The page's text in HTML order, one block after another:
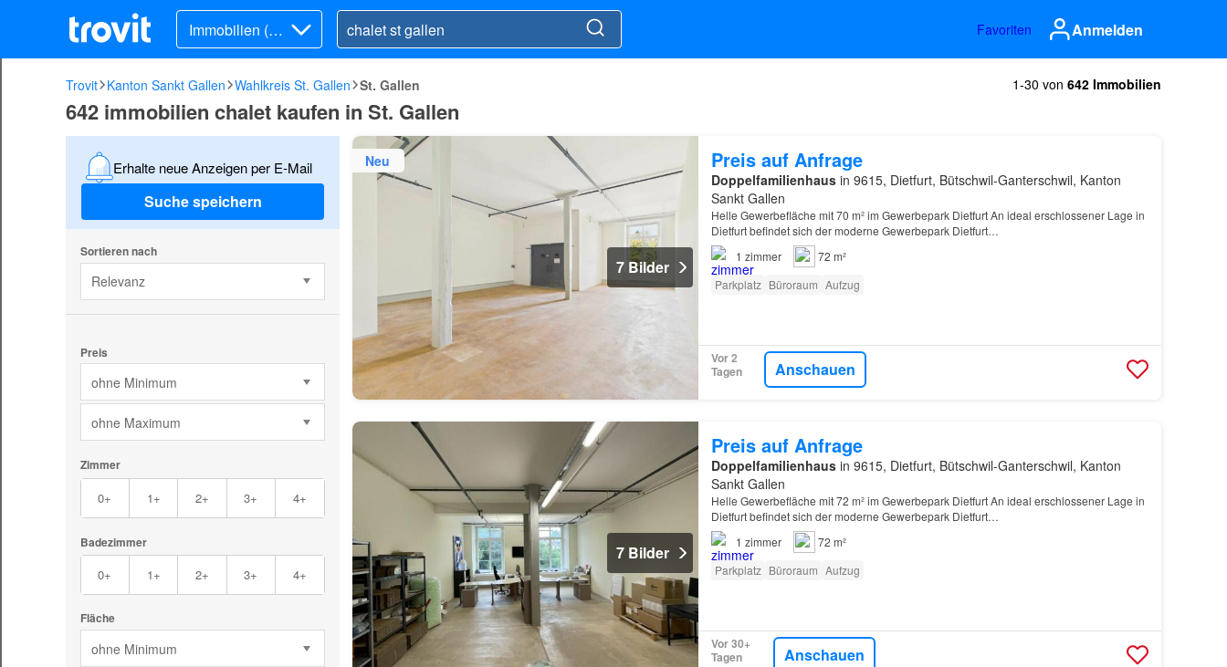
Immobilien (Ka
uf)
Favoriten Anmelden
Trovit Kanton Sankt Gallen Wahlkreis St. Gallen St. Gallen 1-30 von 642 Immobilien
642 immobilien chalet kaufen in St. Gallen
Erhalte neue Anzeigen per E-Mail
Suche speichern
Sortieren nach
Relevanz
Preis
ohne Minimum
ohne Maximum
Zimmer
0+ 1+ 2+ 3+ 4+
Badezimmer
0+ 1+ 2+ 3+ 4+
Fläche
ohne Minimum
Neu
7 Bilder
Preis auf Anfrage
Doppelfamilienhausin 9615, Dietfurt, Bütschwil-Ganterschwil, Kanton
Sankt Gallen
Helle Gewerbefläche mit 70 m² im Gewerbepark Dietfurt An ideal erschlossener Lage in
Dietfurt befindet sich der moderne Gewerbepark Dietfurt…
1 zimmer
72 m²
Parkplatz Büroraum Aufzug
Vor 2
Tagen
Anschauen
7 Bilder
Preis auf Anfrage
Doppelfamilienhausin 9615, Dietfurt, Bütschwil-Ganterschwil, Kanton
Sankt Gallen
Helle Gewerbefläche mit 72 m² im Gewerbepark Dietfurt An ideal erschlossener Lage in
Dietfurt befindet sich der moderne Gewerbepark Dietfurt…
1 zimmer
72 m²
Parkplatz Büroraum Aufzug
Vor 30+
Tagen
Anschauen